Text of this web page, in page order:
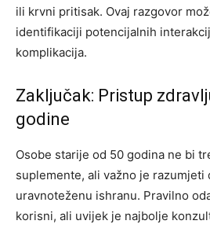
ili krvni pritisak. Ovaj razgovor
identifikaciji potencijalnih
komplikacija.
Zaključak: Pristup
godine
Osobe starije od 50 godina ne bi
suplemente, ali važno je razumjeti
uravnoteženu ishranu. Pravilno
korisni, ali uvijek je najbolje